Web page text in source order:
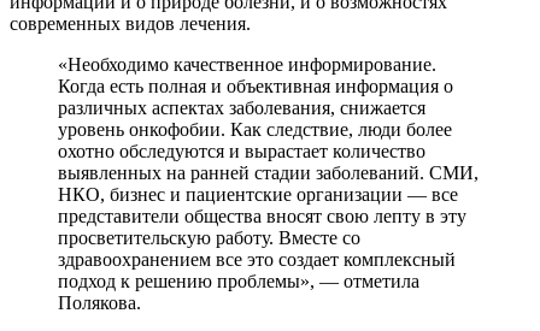
современных видов лечения.
«Необходимо качественное информирование.
Когда есть полная и объективная информация о
различных аспектах заболевания, снижается
уровень онкофобии. Как следствие, люди более
охотно обследуются и вырастает количество
выявленных на ранней стадии заболеваний. СМИ,
НКО, бизнес и пациентские организации — все
представители общества вносят свою лепту в эту
просветительскую работу. Вместе со
здравоохранением все это создает комплексный
подход к решению проблемы», — отметила
Полякова.